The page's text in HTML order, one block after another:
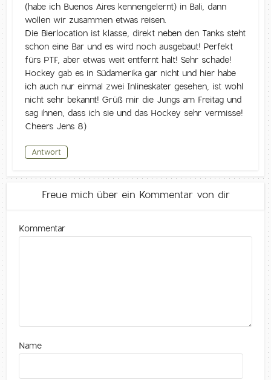
(habe ich Buenos Aires kennengelernt) in Bali, dann
wollen wir zusammen etwas reisen.
Die Bierlocation ist klasse, direkt neben den Tanks steht
schon eine Bar und es wird noch ausgebaut! Perfekt
fürs PTF, aber etwas weit entfernt halt! Sehr schade!
Hockey gab es in Südamerika gar nicht und hier habe
ich auch nur einmal zwei Inlineskater gesehen, ist wohl
nicht sehr bekannt! Grüß mir die Jungs am Freitag und
sag ihnen, dass ich sie und das Hockey sehr vermisse!
Cheers Jens 8)
Antwort
Freue mich über ein Kommentar von dir
Kommentar
Name